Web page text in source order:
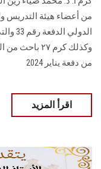
من أعضاء هيئة التدريس
وكذلك كرم
من دفعة يناير 2024
اقرأ المزيد